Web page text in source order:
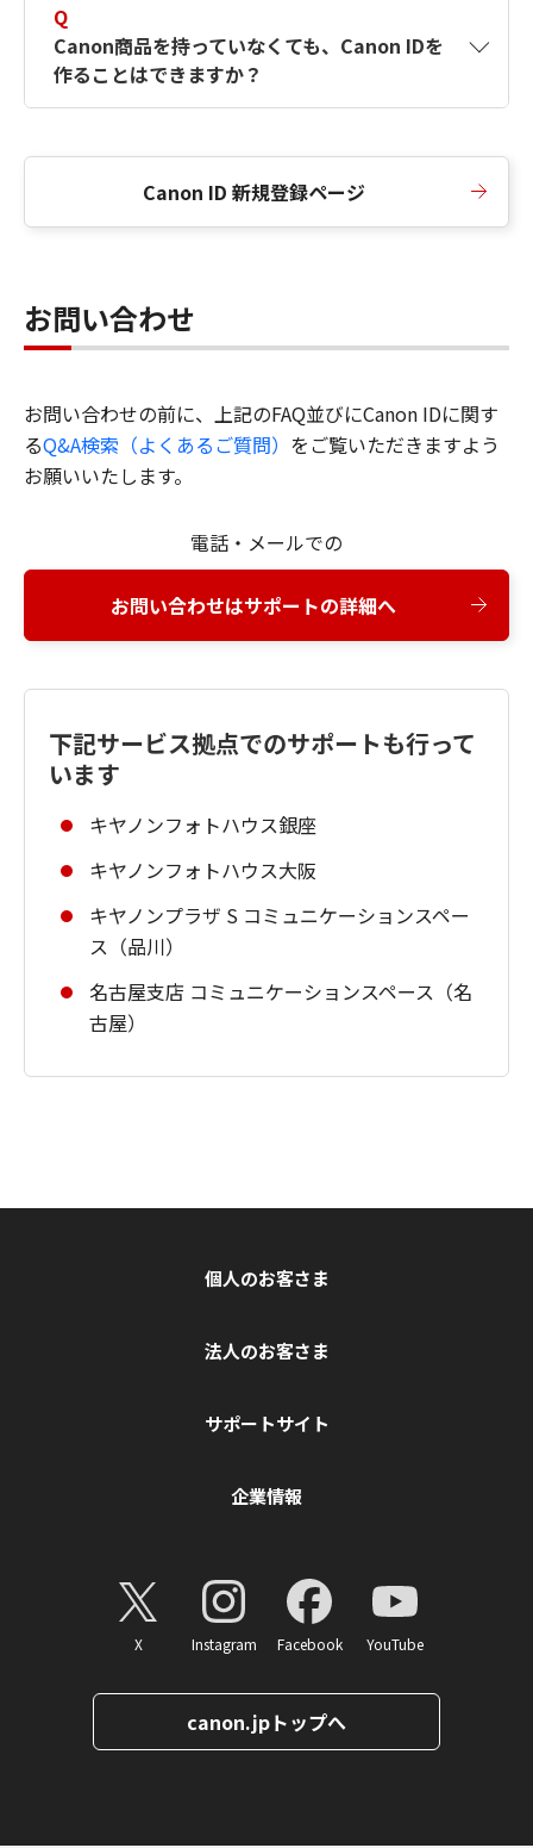
Q
Canon商品を持っていなくても、Canon IDを
作ることはできますか？
Canon ID 新規登録ページ
お問い合わせ
お問い合わせの前に、上記のFAQ並びにCanon IDに関す
るQ&A検索（よくあるご質問） をご覧いただきますよう
お願いいたします。
電話・メールでの
お問い合わせはサポートの詳細へ
下記サービス拠点でのサポートも行って
います
キヤノンフォトハウス銀座
キヤノンフォトハウス大阪
キヤノンプラザ S コミュニケーションスペー
ス（品川）
名古屋支店 コミュニケーションスペース（名
古屋）
個人のお客さま
法人のお客さま
サポートサイト
企業情報
X Instagram Facebook YouTube
canon.jpトップへ